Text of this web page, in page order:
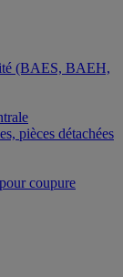
(BAES, BAEH,
pièces détachées
coupure